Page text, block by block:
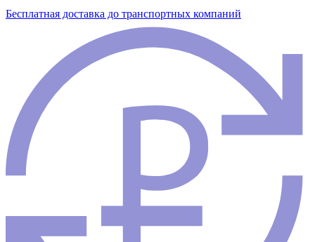
Бесплатная доставка до транспортных компаний